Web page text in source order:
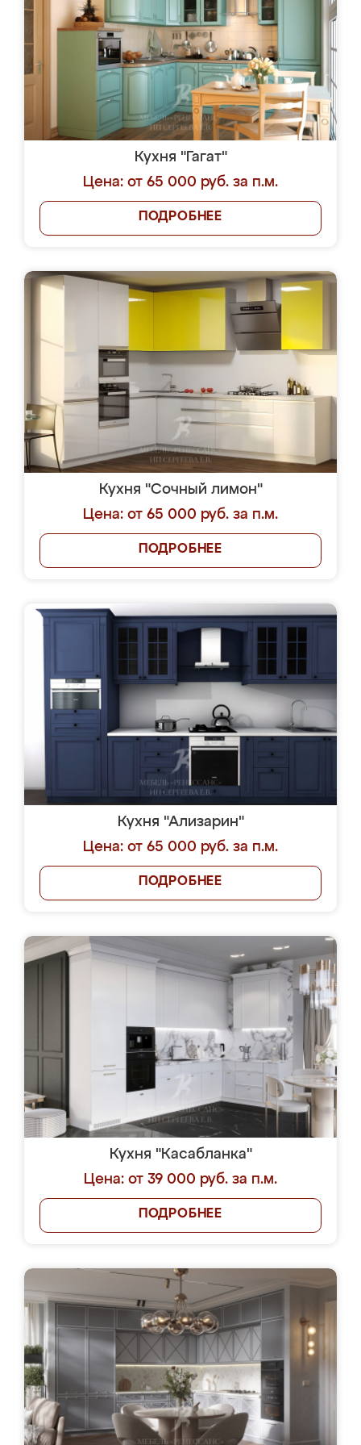
Кухня "Гагат"
Цена: от 65 000 руб. за п.м.
ПОДРОБНЕЕ
Кухня "Сочный лимон"
Цена: от 65 000 руб. за п.м.
ПОДРОБНЕЕ
Кухня "Ализарин"
Цена: от 65 000 руб. за п.м.
ПОДРОБНЕЕ
Кухня "Касабланка"
Цена: от 39 000 руб. за п.м.
ПОДРОБНЕЕ